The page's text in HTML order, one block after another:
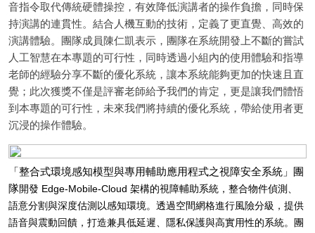
音指令取代傳統硬體操控，有效降低演講者的操作負擔，同時保
持演講的連貫性。結合人機互動的技術，定義了更直覺、高效的
演講體驗。團隊成員陳仁凱表示，團隊在系統開發上不斷的嘗試
人工智慧在本專題的可行性，同時透過小組內的使用體驗和指導
老師的經驗分享不斷的優化系統，讓本系統能夠更加的快速且直
覺；此次獲獎不僅是評審老師給予我們的肯定，更是讓我們體悟
到本專題的可行性，未來我們將持續的優化系統，帶給使用者更
沉浸的操作體驗。
「整合式環境感知模型與專用輔助應用程式之視障安全系統」團
隊開發 Edge-Mobile-Cloud 架構的視障輔助系統，整合物件偵測、
語意分割與深度估測以感知環境。透過空間網格進行風險分級，提供
語音與震動回饋，打造兼具低延遲、隱私保護與高實用性的系統。團